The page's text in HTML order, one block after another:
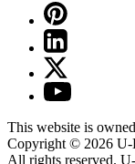
This website is
Copyright © 2026 U-
All rights reserved.